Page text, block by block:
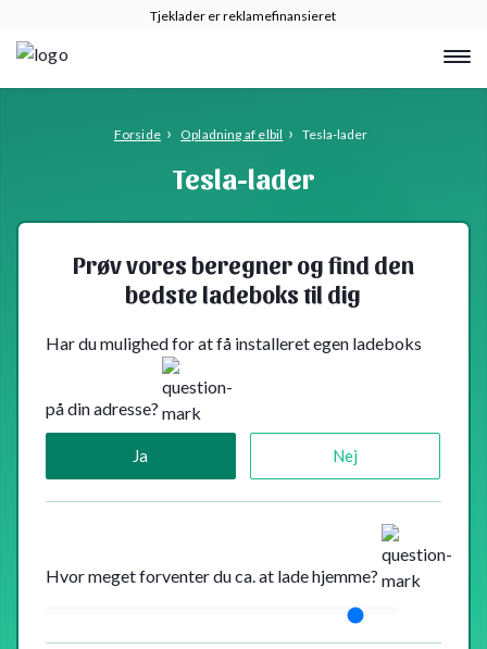
Tjeklader er reklamefinansieret
Forside › Opladning af elbil › Tesla-lader
Tesla-lader
Prøv vores beregner og find den
bedste ladeboks til dig
Har du mulighed for at få installeret egen ladeboks
på din adresse?
Ja Nej
Hvor meget forventer du ca. at lade hjemme?